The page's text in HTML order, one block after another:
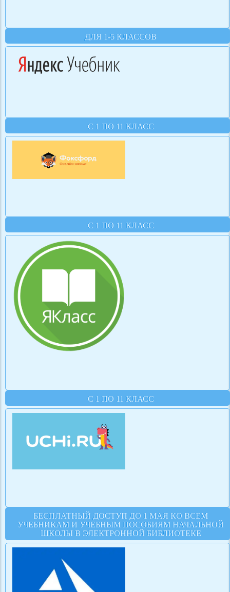
ДЛЯ 1-5 КЛАССОВ
С 1 ПО 11 КЛАСС
С 1 ПО 11 КЛАСС
С 1 ПО 11 КЛАСС
БЕСПЛАТНЫЙ ДОСТУП ДО 1 МАЯ КО ВСЕМ
УЧЕБНИКАМ И УЧЕБНЫМ ПОСОБИЯМ НАЧАЛЬНОЙ
ШКОЛЫ В ЭЛЕКТРОННОЙ БИБЛИОТЕКЕ